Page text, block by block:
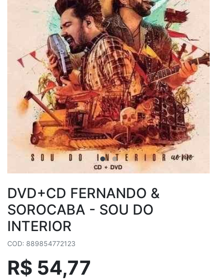
DVD+CD FERNANDO &
SOROCABA - SOU DO
INTERIOR
COD: 889854772123
R$ 54,77